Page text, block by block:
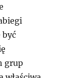
być
grup